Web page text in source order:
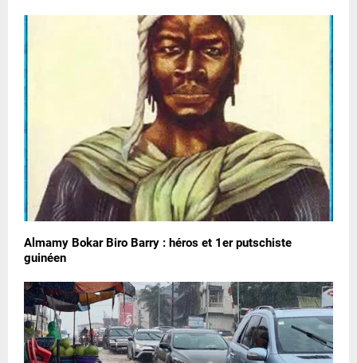
Almamy Bokar Biro Barry : héros et 1er putschiste
guinéen